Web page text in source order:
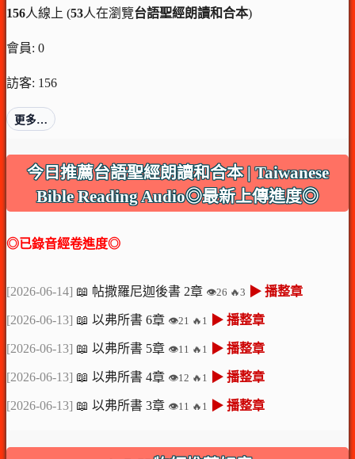
156人線上 (53人在瀏覽台語聖經朗讀和合本)
會員: 0
訪客: 156
更多…
今日推薦台語聖經朗讀和合本 | Taiwanese
Bible Reading Audio◎最新上傳進度◎
◎已錄音經卷進度◎
[2026-06-14] 📖 帖撒羅尼迦後書 2章 👁️26 🔥3 ▶ 播整章
[2026-06-13] 📖 以弗所書 6章 👁️21 🔥1 ▶ 播整章
[2026-06-13] 📖 以弗所書 5章 👁️11 🔥1 ▶ 播整章
[2026-06-13] 📖 以弗所書 4章 👁️12 🔥1 ▶ 播整章
[2026-06-13] 📖 以弗所書 3章 👁️11 🔥1 ▶ 播整章